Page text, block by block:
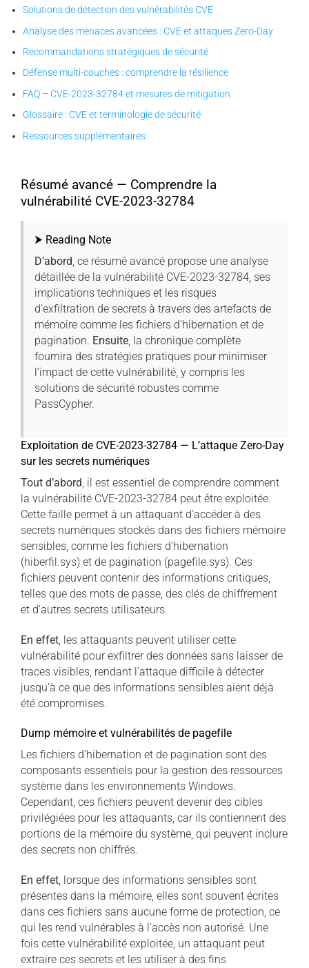
Solutions de détection des vulnérabilités CVE
Analyse des menaces avancées : CVE et attaques Zero-Day
Recommandations stratégiques de sécurité
Défense multi-couches : comprendre la résilience
FAQ – CVE-2023-32784 et mesures de mitigation
Glossaire : CVE et terminologie de sécurité
Ressources supplémentaires
Résumé avancé — Comprendre la
vulnérabilité CVE-2023-32784
⮞ Reading Note
D’abord, ce résumé avancé propose une analyse
détaillée de la vulnérabilité CVE-2023-32784, ses
implications techniques et les risques
d’exfiltration de secrets à travers des artefacts de
mémoire comme les fichiers d’hibernation et de
pagination. Ensuite, la chronique complète
fournira des stratégies pratiques pour minimiser
l’impact de cette vulnérabilité, y compris les
solutions de sécurité robustes comme
PassCypher.
Exploitation de CVE-2023-32784 — L’attaque Zero-Day
sur les secrets numériques
Tout d’abord, il est essentiel de comprendre comment
la vulnérabilité CVE-2023-32784 peut être exploitée.
Cette faille permet à un attaquant d’accéder à des
secrets numériques stockés dans des fichiers mémoire
sensibles, comme les fichiers d’hibernation
(hiberfil.sys) et de pagination (pagefile.sys). Ces
fichiers peuvent contenir des informations critiques,
telles que des mots de passe, des clés de chiffrement
et d’autres secrets utilisateurs.
En effet , les attaquants peuvent utiliser cette
vulnérabilité pour exfiltrer des données sans laisser de
traces visibles, rendant l’attaque difficile à détecter
jusqu’à ce que des informations sensibles aient déjà
été compromises.
Dump mémoire et vulnérabilités de pagefile
Les fichiers d’hibernation et de pagination sont des
composants essentiels pour la gestion des ressources
système dans les environnements Windows.
Cependant, ces fichiers peuvent devenir des cibles
privilégiées pour les attaquants, car ils contiennent des
portions de la mémoire du système, qui peuvent inclure
des secrets non chiffrés.
En effet, lorsque des informations sensibles sont
présentes dans la mémoire, elles sont souvent écrites
dans ces fichiers sans aucune forme de protection, ce
qui les rend vulnérables à l’accès non autorisé. Une
fois cette vulnérabilité exploitée, un attaquant peut
extraire ces secrets et les utiliser à des fins